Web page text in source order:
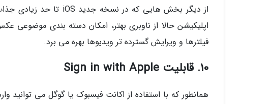
اپلیکیشن حالا از ناوبری بهتر، امکان دسته بندی موضوعی
فیلترها و ویرایش گسترده تر ویدیوها بهره می برد.
10. قابلیت Sign in with Apple
همانطور که با استفاده از اکانت فیسبوک یا گوگل می